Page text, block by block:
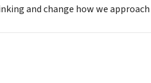
and change how we